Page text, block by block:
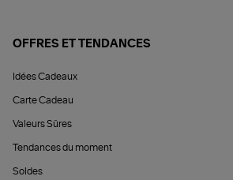
OFFRES ET TENDANCES
Idées Cadeaux
Carte Cadeau
Valeurs Sûres
Tendances du moment
Soldes